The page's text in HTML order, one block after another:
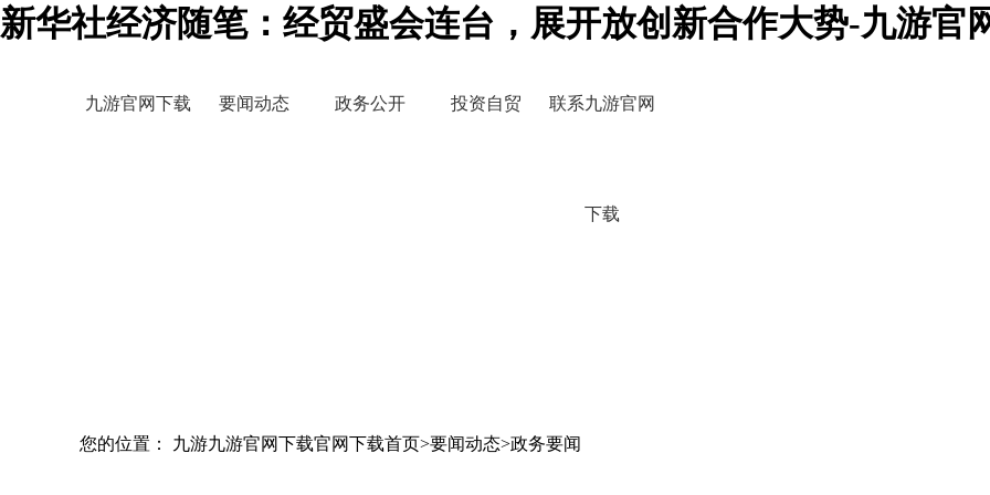
新华社经济随笔：经贸盛会连台，展开放创新合作大势-九游官
九游官网下载 要闻动态 政务公开 投资自贸 联系九游官网
下载
您的位置： 九游九游官网下载官网下载首页>要闻动态>政务要闻